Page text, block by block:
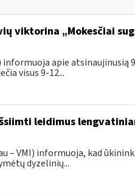
viktorina „Mokesčiai
informuoja apie
visus 9-12...
leidimus
– VMI) informuoja, kad
dyzelinių...